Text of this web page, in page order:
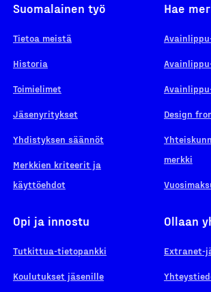
Suomalainen työ
Tietoa meistä
Historia
Toimielimet
Jäsenyritykset
Yhdistyksen säännöt
Merkkien kriteerit ja
käyttöehdot
Hae
Design
merkki
Opi ja innostu
Tutkittua-tietopankki
Koulutukset jäsenille
Ollaan
Extranet-